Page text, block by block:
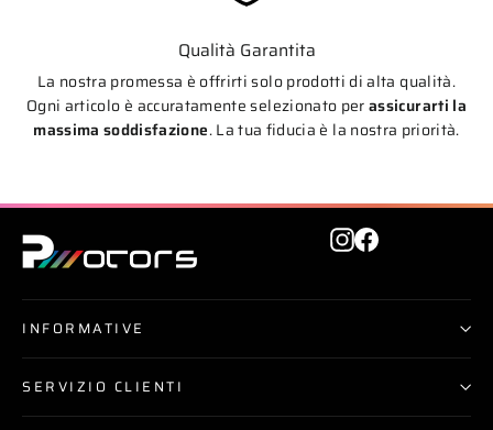
Qualità Garantita
La nostra promessa è offrirti solo prodotti di alta qualità.
Ogni articolo è accuratamente selezionato perassicurarti la
massima soddisfazione. La tua fiducia è la nostra priorità.
Instagram
Facebook
INFORMATIVE
SERVIZIO CLIENTI